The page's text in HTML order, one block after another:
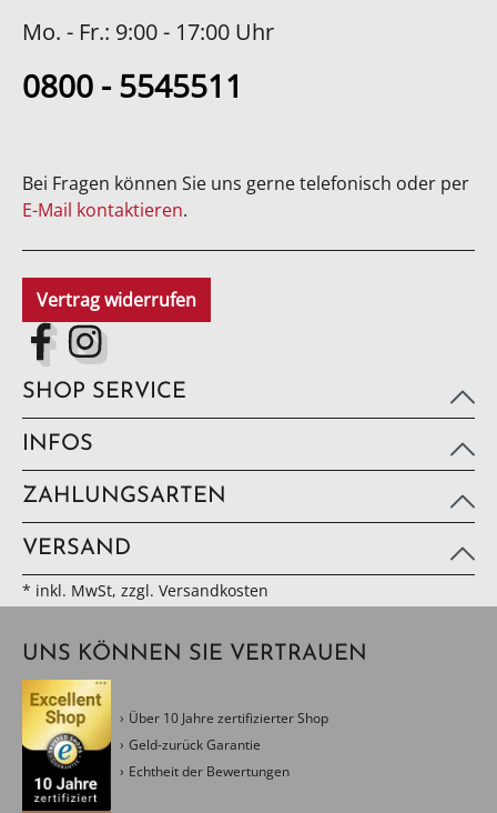
Mo. - Fr.: 9:00 - 17:00 Uhr
0800 - 5545511
Bei Fragen können Sie uns gerne telefonisch oder per
E-Mail kontaktieren.
Vertrag widerrufen
SHOP SERVICE
INFOS
ZAHLUNGSARTEN
VERSAND
* inkl. MwSt, zzgl. Versandkosten
UNS KÖNNEN SIE VERTRAUEN
Über 10 Jahre zertifizierter Shop
Geld-zurück Garantie
Echtheit der Bewertungen